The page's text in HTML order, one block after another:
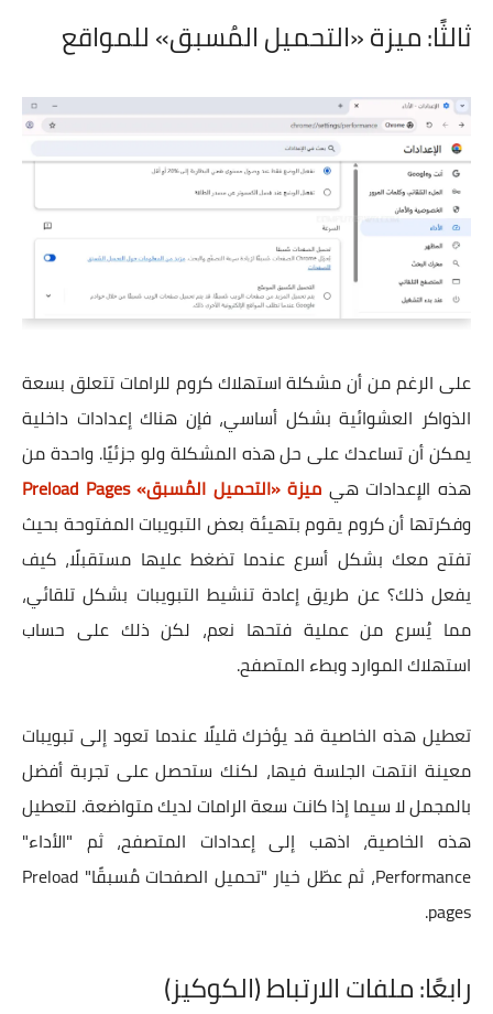
ثالثًا: ميزة «التحميل المُسبق» للمواقع
على الرغم من أن مشكلة استهلاك كروم للرامات تتعلق بسعة
الذواكر العشوائية بشكل أساسي، فإن هناك إعدادات داخلية
يمكن أن تساعدك على حل هذه المشكلة ولو جزئيًا. واحدة من
هذه الإعدادات هي ميزة «التحميل المُسبق» Preload Pages
وفكرتها أن كروم يقوم بتهيئة بعض التبويبات المفتوحة بحيث
تفتح معك بشكل أسرع عندما تضغط عليها مستقبلًا، كيف
يفعل ذلك؟ عن طريق إعادة تنشيط التبويبات بشكل تلقائي،
مما يُسرع من عملية فتحها نعم، لكن ذلك على حساب
استهلاك الموارد وبطء المتصفح.
تعطيل هذه الخاصية قد يؤخرك قليلًا عندما تعود إلى تبويبات
معينة انتهت الجلسة فيها، لكنك ستحصل على تجربة أفضل
بالمجمل لا سيما إذا كانت سعة الرامات لديك متواضعة. لتعطيل
هذه الخاصية، اذهب إلى إعدادات المتصفح، ثم "الأداء"
Performance، ثم عطّل خيار "تحميل الصفحات مُسبقًا" Preload
pages.
رابعًا: ملفات الارتباط (الكوكيز)